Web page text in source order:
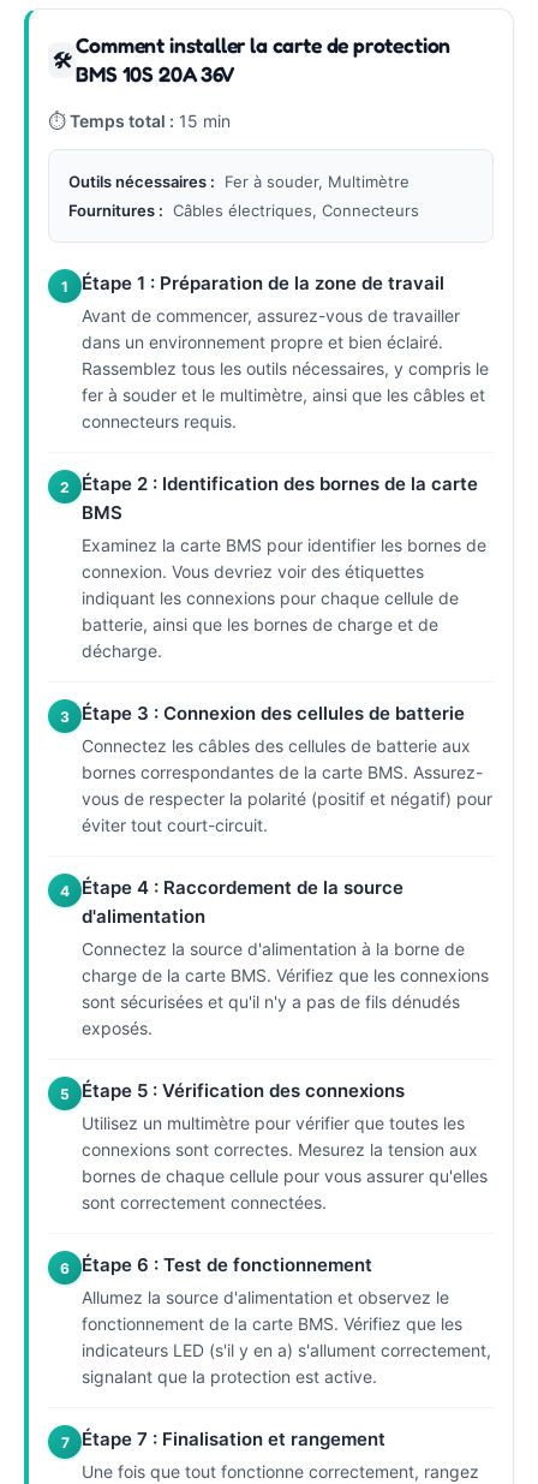
🛠
Comment installer la carte de protection
BMS 10S 20A 36V
⏱Temps total : 15 min
Outils nécessaires :
Fer à souder, Multimètre
Fournitures : Câbles électriques, Connecteurs
1 Étape 1 : Préparation de la zone de travail
Avant de commencer, assurez-vous de travailler
dans un environnement propre et bien éclairé.
Rassemblez tous les outils nécessaires, y compris le
fer à souder et le multimètre, ainsi que les câbles et
connecteurs requis.
2
Étape 2 : Identification des bornes de la carte
BMS
Examinez la carte BMS pour identifier les bornes de
connexion. Vous devriez voir des étiquettes
indiquant les connexions pour chaque cellule de
batterie, ainsi que les bornes de charge et de
décharge.
3 Étape 3 : Connexion des cellules de batterie
Connectez les câbles des cellules de batterie aux
bornes correspondantes de la carte BMS. Assurez-
vous de respecter la polarité (positif et négatif) pour
éviter tout court-circuit.
4
Étape 4 : Raccordement de la source
d'alimentation
Connectez la source d'alimentation à la borne de
charge de la carte BMS. Vérifiez que les connexions
sont sécurisées et qu'il n'y a pas de fils dénudés
exposés.
5 Étape 5 : Vérification des connexions
Utilisez un multimètre pour vérifier que toutes les
connexions sont correctes. Mesurez la tension aux
bornes de chaque cellule pour vous assurer qu'elles
sont correctement connectées.
6 Étape 6 : Test de fonctionnement
Allumez la source d'alimentation et observez le
fonctionnement de la carte BMS. Vérifiez que les
indicateurs LED (s'il y en a) s'allument correctement,
signalant que la protection est active.
7 Étape 7 : Finalisation et rangement
Une fois que tout fonctionne correctement, rangez